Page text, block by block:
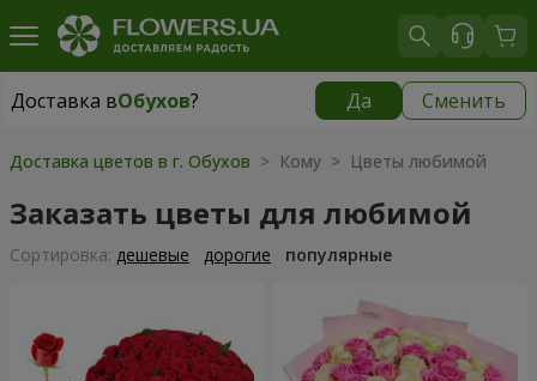
Доставка вОбухов? Да Сменить
Доставка вОбухов|
Доставка цветов в г. Обухов > Кому > Цветы любимой
Заказать цветы для любимой
Cортировка: дешевые дорогие популярные